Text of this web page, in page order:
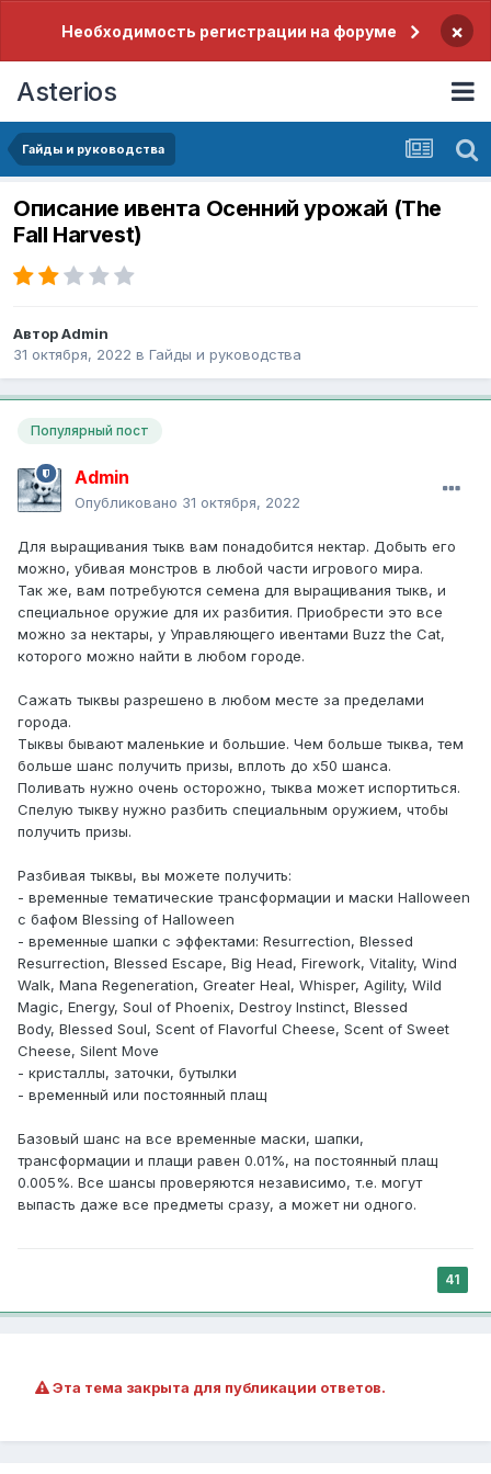
Необходимость регистрации на форуме ×
Asterios
Гайды и руководства
Описание ивента Осенний урожай (The
Fall Harvest)
АвторAdmin
31 октября, 2022 в Гайды и руководства
Популярный пост
Admin
Опубликовано 31 октября, 2022
Для выращивания тыкв вам понадобится нектар. Добыть его
можно, убивая монстров в любой части игрового мира.
Так же, вам потребуются семена для выращивания тыкв, и
специальное оружие для их разбития. Приобрести это все
можно за нектары, у Управляющего ивентами Buzz the Cat,
которого можно найти в любом городе.
Сажать тыквы разрешено в любом месте за пределами
города.
Тыквы бывают маленькие и большие. Чем больше тыква, тем
больше шанс получить призы, вплоть до х50 шанса.
Поливать нужно очень осторожно, тыква может испортиться.
Спелую тыкву нужно разбить специальным оружием, чтобы
получить призы.
Разбивая тыквы, вы можете получить:
- временные тематические трансформации и маски Halloween
с бафом Blessing of Halloween
- временные шапки с эффектами: Resurrection, Blessed
Resurrection, Blessed Escape, Big Head, Firework, Vitality, Wind
Walk, Mana Regeneration, Greater Heal, Whisper, Agility, Wild
Magic, Energy, Soul of Phoenix, Destroy Instinct, Blessed
Body, Blessed Soul, Scent of Flavorful Cheese, Scent of Sweet
Cheese, Silent Move
- кристаллы, заточки, бутылки
- временный или постоянный плащ
Базовый шанс на все временные маски, шапки,
трансформации и плащи равен 0.01%, на постоянный плащ
0.005%. Все шансы проверяются независимо, т.е. могут
выпасть даже все предметы сразу, а может ни одного.
41
Эта тема закрыта для публикации ответов.